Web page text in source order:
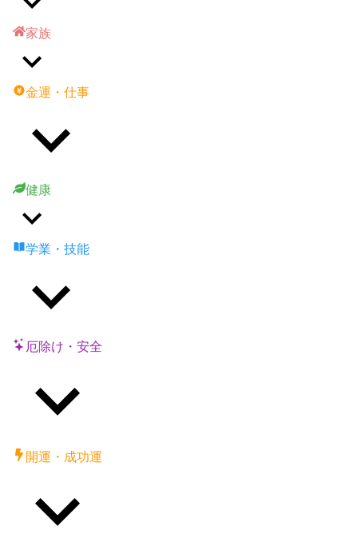
家族
金運・仕事
健康
学業・技能
厄除け・安全
開運・成功運